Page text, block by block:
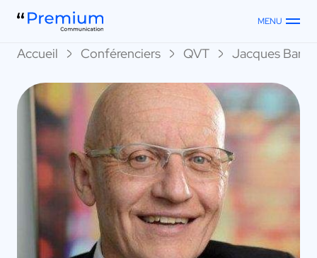
MENU
Accueil Conférenciers QVT Jacques